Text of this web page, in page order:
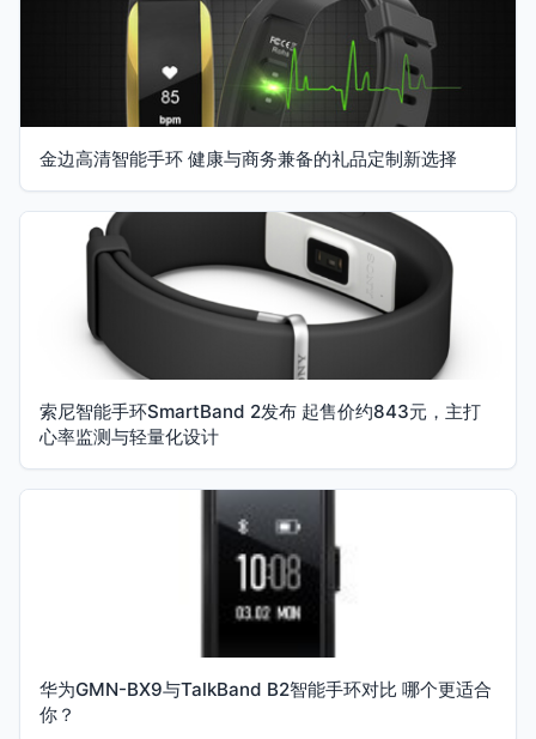
金边高清智能手环 健康与商务兼备的礼品定制新选择
索尼智能手环SmartBand 2发布 起售价约843元，主打
心率监测与轻量化设计
华为GMN-BX9与TalkBand B2智能手环对比 哪个更适合
你？